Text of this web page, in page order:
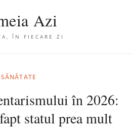
Azi
ÎN FIECARE ZI
SĂNĂTATE
în 2026:
statul prea mult